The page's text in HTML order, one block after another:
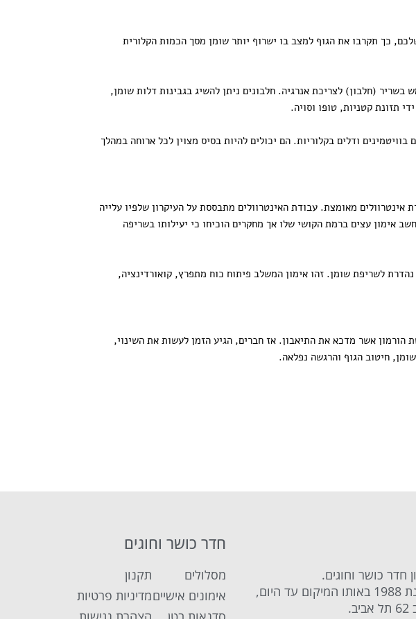
כך תקרבו את הגוף למצב בו ישרוף יותר שומן מסך הכמות הקלורית
(חלבון) לצריכת אנרגיה. חלבונים ניתן להשיג בגבינות דלות שומן,
ודלים בקלוריות. הם יכולים להיות בסיס מצוין לכל ארוחה במהלך
אינטרוולים מאומצת. עבודת האינטרוולים מתבססת על העיקרון שלפיו עלייה
אימון עצים ברמת הקושי שלו אך מחקרים הוכיחו כי יעילותו בשריפה
לשריפת שומן. זהו אימון המשלב פיתוח כוח מתפרץ, קואורדינציה,
לא נגזים, מהווה דרך יעילה להפרשת הורמון אשר מדכא את התיאבון. אז חברים, הגיע הזמן לעשות את השינוי,
חיטוב הגוף והרגשה נפלאה.
חדר כושר וחוגים.
קיים משנת 1988 באותו המיקום עד היום,
חדר כושר וחוגים
מסלולים
אימונים אישיים
תקנון
מדיניות פרטיות